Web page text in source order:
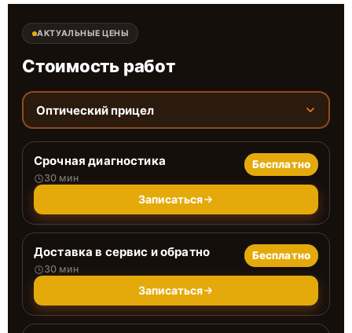
АКТУАЛЬНЫЕ ЦЕНЫ
Стоимость работ
Оптический прицел
Срочная диагностика
30 мин
Бесплатно
Записаться
Доставка в сервис и обратно
30 мин
Бесплатно
Записаться